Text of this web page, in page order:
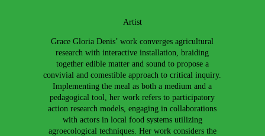
Artist
Grace Gloria Denis’ work converges agricultural
research with interactive installation, braiding
together edible matter and sound to propose a
convivial and comestible approach to critical inquiry.
Implementing the meal as both a medium and a
pedagogical tool, her work refers to participatory
action research models, engaging in collaborations
with actors in local food systems utilizing
agroecological techniques. Her work considers the